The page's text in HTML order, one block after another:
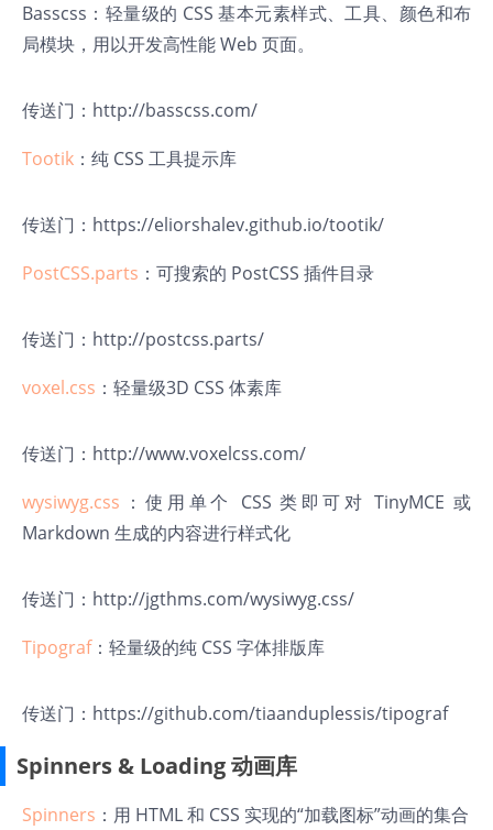
Basscss ：轻量级的 CSS 基本元素样式、工具、颜色和布
局模块，用以开发高性能 Web 页面。
传送门： http://basscss.com/
Tootik ：纯 CSS 工具提示库
传送门： https://eliorshalev.github.io/tootik/
PostCSS.parts ：可搜索的 PostCSS 插件目录
传送门： http://postcss.parts/
voxel.css ：轻量级3D CSS 体素库
传送门： http://www.voxelcss.com/
wysiwyg.css ：使用单个 CSS 类即可对 TinyMCE 或
Markdown 生成的内容进行样式化
传送门： http://jgthms.com/wysiwyg.css/
Tipograf：轻量级的纯 CSS 字体排版库
传送门： https://github.com/tiaanduplessis/tipograf
Spinners & Loading 动画库
Spinners ：用 HTML 和 CSS 实现的“加载图标”动画的集合